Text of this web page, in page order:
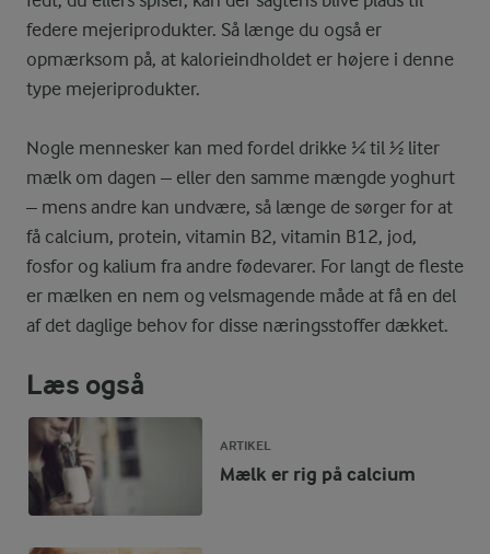
federe mejeriprodukter. Så længe du også er
opmærksom på, at kalorieindholdet er højere i denne
type mejeriprodukter.
Nogle mennesker kan med fordel drikke ¼ til ½ liter
mælk om dagen – eller den samme mængde yoghurt
– mens andre kan undvære, så længe de sørger for at
få calcium, protein, vitamin B2, vitamin B12, jod,
fosfor og kalium fra andre fødevarer. For langt de fleste
er mælken en nem og velsmagende måde at få en del
af det daglige behov for disse næringsstoffer dækket.
Læs også
ARTIKEL
Mælk er rig på calcium